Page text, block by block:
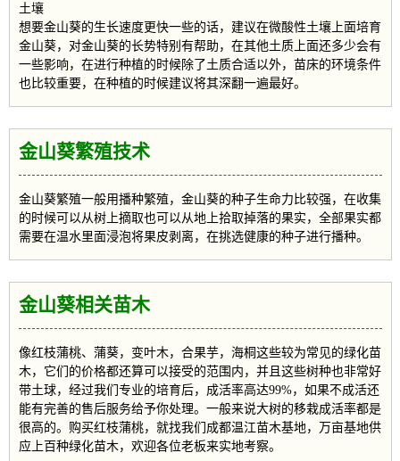
土壤
想要金山葵的生长速度更快一些的话，建议在微酸性土壤上面培育
金山葵，对金山葵的长势特别有帮助，在其他土质上面还多少会有
一些影响，在进行种植的时候除了土质合适以外，苗床的环境条件
也比较重要，在种植的时候建议将其深翻一遍最好。
金山葵繁殖技术
金山葵繁殖一般用播种繁殖，金山葵的种子生命力比较强，在收集
的时候可以从树上摘取也可以从地上拾取掉落的果实，全部果实都
需要在温水里面浸泡将果皮剥离，在挑选健康的种子进行播种。
金山葵相关苗木
像红枝蒲桃、蒲葵，变叶木，合果芋，海桐这些较为常见的绿化苗
木，它们的价格都还算可以接受的范围内，并且这些树种也非常好
带土球，经过我们专业的培育后，成活率高达99%，如果不成活还
能有完善的售后服务给予你处理。一般来说大树的移栽成活率都是
很高的。购买红枝蒲桃，就找我们成都温江苗木基地，万亩基地供
应上百种绿化苗木，欢迎各位老板来实地考察。